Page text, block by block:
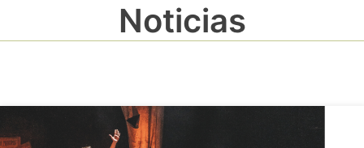
Noticias